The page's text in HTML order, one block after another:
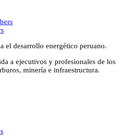
el desarrollo energético peruano.
a ejecutivos y profesionales de los
minería e infraestructura.